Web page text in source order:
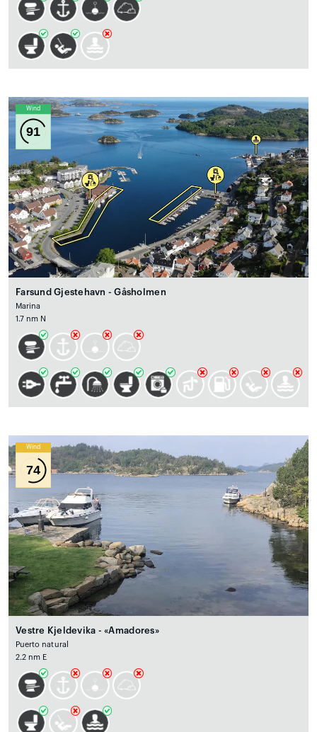
Wind
91
Farsund Gjestehavn - Gåsholmen
Marina
1.7 nm N
Wind
74
Vestre Kjeldevika - «Amadores»
Puerto natural
2.2 nm E